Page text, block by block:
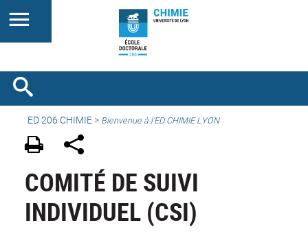
ED 206 CHIMIE> Bienvenue à l'ED CHIMIE LYON
COMITÉ DE SUIVI
INDIVIDUEL (CSI)